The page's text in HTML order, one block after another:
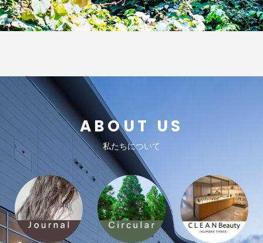
ABOUT US
私たちについて